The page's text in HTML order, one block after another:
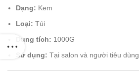
Dạng: Kem
Loại: Túi
Dung tích: 1000G
Sử dụng: Tại salon và người tiêu dùng